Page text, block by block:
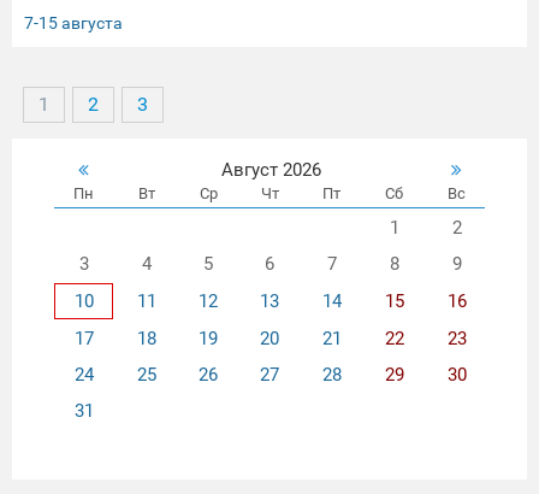
7-15 августа
1 2 3
Август 2026
Пн Вт Ср Чт Пт Сб Вс
1
2
3
4 5 6 7 8
9
10
11 12 13 14 15
16
17
18 19 20 21 22
23
24
25 26 27 28 29
30
31